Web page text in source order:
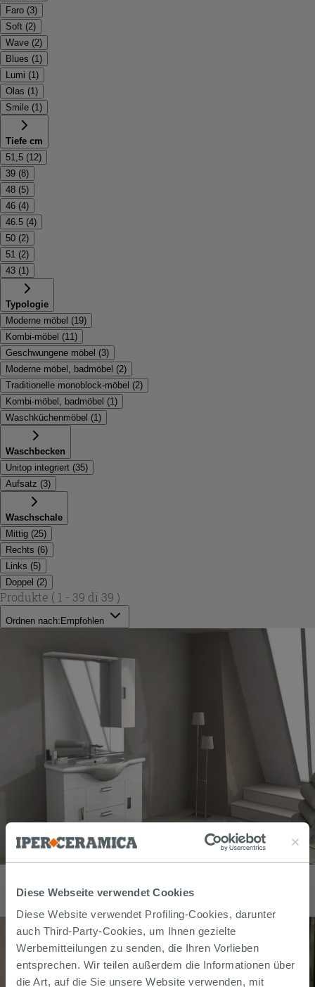
Diese Webseite verwendet Cookies
Diese Website verwendet Profiling-Cookies, darunter
auch Third-Party-Cookies, um Ihnen gezielte
Werbemitteilungen zu senden, die Ihren Vorlieben
entsprechen. Wir teilen außerdem die Informationen über
die Art, auf die Sie unsere Website verwenden, mit
Faro (3)
Soft (2)
Wave (2)
Blues (1 )
Lumi (1 )
Olas (1 )
Smile (1 )
Tiefe cm
51,5 (12)
39 (8)
48 (5)
46 (4)
46.5 (4)
50 (2)
51 (2)
43 (1 )
Typologie
Moderne möbel (19)
Kombi-möbel (11 )
Geschwungene möbel (3)
Moderne möbel, badmöbel (2)
Traditionelle monoblock-möbel (2)
Kombi-möbel, badmöbel (1 )
Waschküchenmöbel (1 )
Waschbecken
Unitop integriert (35)
Aufsatz (3)
Waschschale
Mittig (25)
Rechts (6)
Links (5)
Doppel (2)
Produkte ( 1 - 39 di 39 )
Ordnen nach: Empfohlen
379,90€